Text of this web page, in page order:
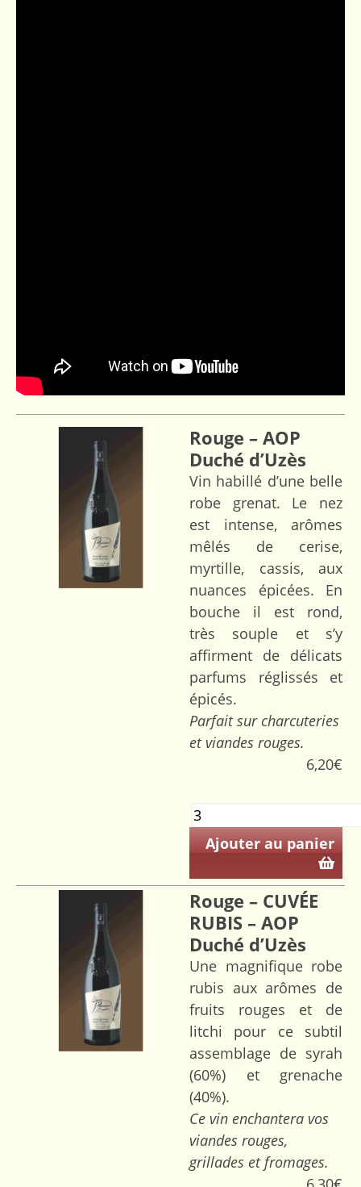
Rouge – AOP
Duché d’Uzès
Vin habillé d’une belle
robe grenat. Le nez
est intense, arômes
mêlés de cerise,
myrtille, cassis, aux
nuances épicées. En
bouche il est rond,
très souple et s’y
affirment de délicats
parfums réglissés et
épicés.
Parfait sur charcuteries
et viandes rouges.
6,20€
Ajouter au panier
Rouge – CUVÉE
RUBIS – AOP
Duché d’Uzès
Une magnifique robe
rubis aux arômes de
fruits rouges et de
litchi pour ce subtil
assemblage de syrah
(60%) et grenache
(40%).
Ce vin enchantera vos
viandes rouges,
grillades et fromages.